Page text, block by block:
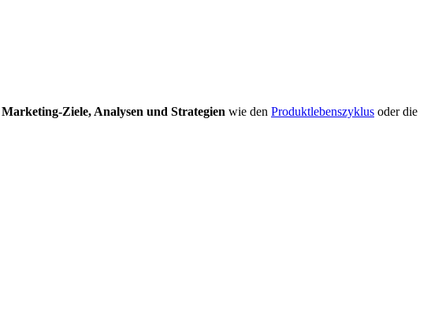
Marketing-Ziele, Analysen und Strategien wie den Produktlebenszyklus oder die